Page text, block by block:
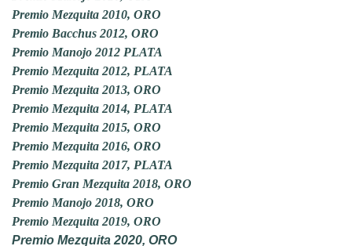
Premio Mezquita 2010, ORO
Premio Bacchus 2012, ORO
Premio Manojo 2012 PLATA
Premio Mezquita 2012, PLATA
Premio Mezquita 2013, ORO
Premio Mezquita 2014, PLATA
Premio Mezquita 2015, ORO
Premio Mezquita 2016, ORO
Premio Mezquita 2017, PLATA
Premio Gran Mezquita 2018, ORO
Premio Manojo 2018, ORO
Premio Mezquita 2019, ORO
Premio Mezquita 2020, ORO